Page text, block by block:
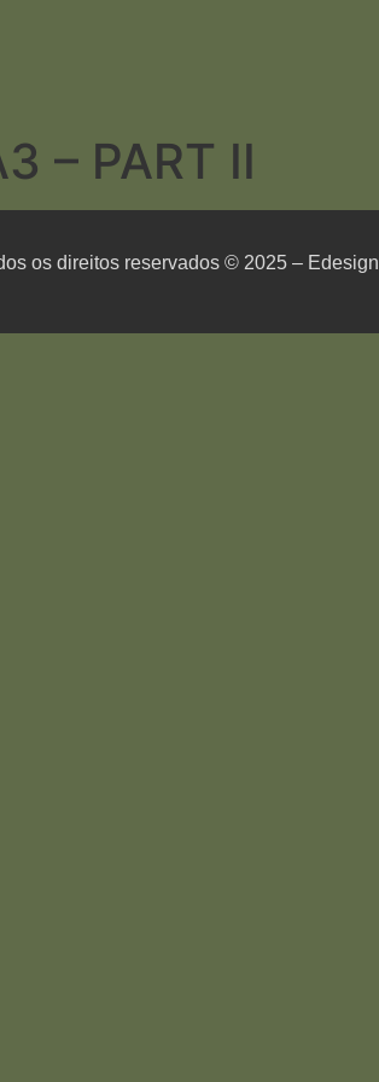
– PART II
os direitos reservados © 2025 – Edesign